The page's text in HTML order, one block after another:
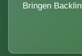
Bringen